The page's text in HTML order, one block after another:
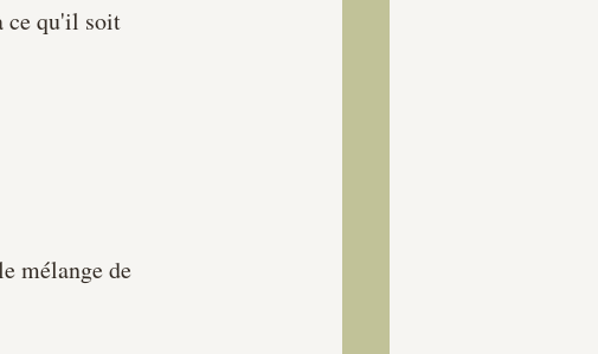
ce qu'il soit
mélange de